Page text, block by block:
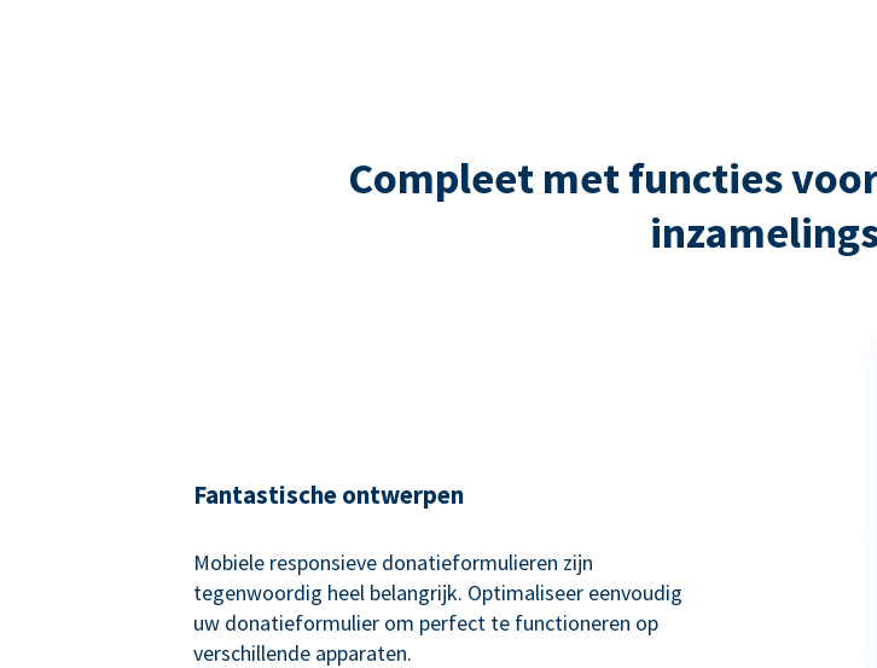
Compleet met functies
Fantastische ontwerpen
Mobiele responsieve donatieformulieren zijn
tegenwoordig heel belangrijk. Optimaliseer eenvoudig
uw donatieformulier om perfect te functioneren op
verschillende apparaten.